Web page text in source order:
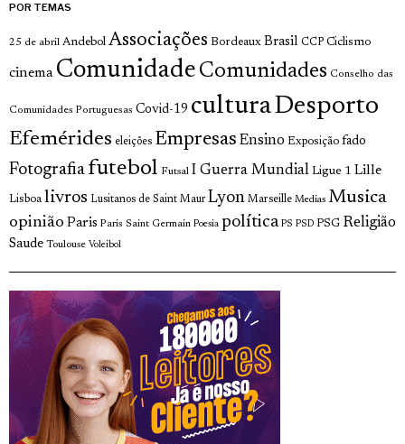
POR TEMAS
25 de abril Andebol Associações Bordeaux Brasil CCP Ciclismo
cinema Comunidade Comunidades Conselho das
Comunidades Portuguesas Covid-19 culturaDesporto
Efemérides eleições Empresas Ensino Exposição fado
Fotografia futebol Futsal I Guerra Mundial Ligue 1 Lille
Lisboa livros Lusitanos de Saint Maur Lyon Marseille Medias Musica
opinião Paris Paris Saint Germain Poesia política PS PSD PSG Religião
Saude Toulouse Voleibol